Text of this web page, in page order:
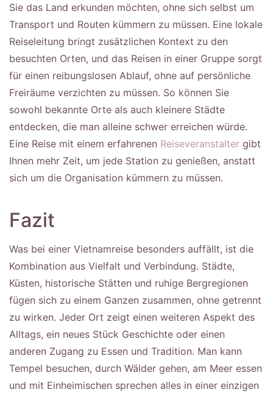
Sie das Land erkunden möchten, ohne sich selbst um
Transport und Routen kümmern zu müssen. Eine lokale
Reiseleitung bringt zusätzlichen Kontext zu den
besuchten Orten, und das Reisen in einer Gruppe sorgt
für einen reibungslosen Ablauf, ohne auf persönliche
Freiräume verzichten zu müssen. So können Sie
sowohl bekannte Orte als auch kleinere Städte
entdecken, die man alleine schwer erreichen würde.
Eine Reise mit einem erfahrenen Reiseveranstalter gibt
Ihnen mehr Zeit, um jede Station zu genießen, anstatt
sich um die Organisation kümmern zu müssen.
Fazit
Was bei einer Vietnamreise besonders auffällt, ist die
Kombination aus Vielfalt und Verbindung. Städte,
Küsten, historische Stätten und ruhige Bergregionen
fügen sich zu einem Ganzen zusammen, ohne getrennt
zu wirken. Jeder Ort zeigt einen weiteren Aspekt des
Alltags, ein neues Stück Geschichte oder einen
anderen Zugang zu Essen und Tradition. Man kann
Tempel besuchen, durch Wälder gehen, am Meer essen
und mit Einheimischen sprechen alles in einer einzigen